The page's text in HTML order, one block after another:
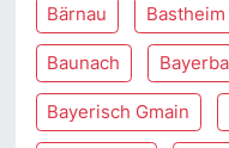
Bärnau Bastheim
Baunach
Bayerisch Gmain